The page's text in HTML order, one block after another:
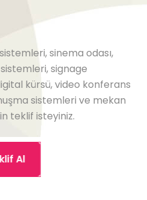
sinema odası,
signage
kürsü, video konferans
sistemleri ve mekan
teklif isteyiniz.
Al